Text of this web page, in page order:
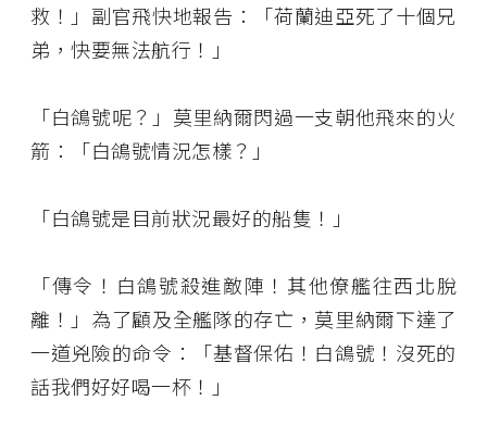
救！」副官飛快地報告：「荷蘭迪亞死了十個兄
弟，快要無法航行！」
「白鴿號呢？」莫里納爾閃過一支朝他飛來的火
箭：「白鴿號情況怎樣？」
「白鴿號是目前狀況最好的船隻！」
「傳令！白鴿號殺進敵陣！其他僚艦往西北脫
離！」為了顧及全艦隊的存亡，莫里納爾下達了
一道兇險的命令：「基督保佑！白鴿號！沒死的
話我們好好喝一杯！」